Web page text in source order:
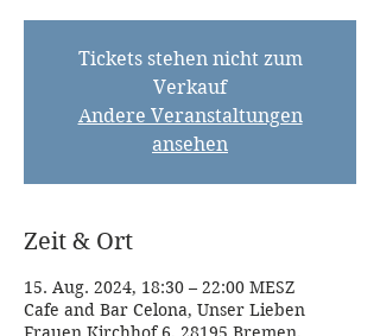
Tickets stehen nicht zum
Verkauf
Andere Veranstaltungen
ansehen
Zeit & Ort
15. Aug. 2024, 18:30 – 22:00 MESZ
Cafe and Bar Celona, Unser Lieben